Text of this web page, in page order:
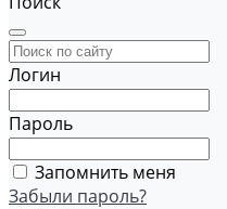
Логин
Пароль
Запомнить меня
Забыли пароль?